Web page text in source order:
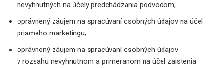
nevyhnutných na účely predchádzania podvodom;
oprávnený záujem na spracúvaní osobných údajov na účel
priameho marketingu;
oprávnený záujem na spracúvaní osobných údajov
v rozsahu nevyhnutnom a primeranom na účel zaistenia